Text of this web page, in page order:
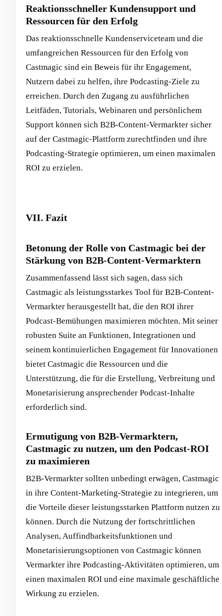
Reaktionsschneller Kundensupport und
Ressourcen für den Erfolg
Das reaktionsschnelle Kundenserviceteam und die
umfangreichen Ressourcen für den Erfolg von
Castmagic sind ein Beweis für ihr Engagement,
Nutzern dabei zu helfen, ihre Podcasting-Ziele zu
erreichen. Durch den Zugang zu ausführlichen
Leitfäden, Tutorials, Webinaren und persönlichem
Support können sich B2B-Content-Vermarkter sicher
auf der Castmagic-Plattform zurechtfinden und ihre
Podcasting-Strategie optimieren, um einen maximalen
ROI zu erzielen.
VII. Fazit
Betonung der Rolle von Castmagic bei der
Stärkung von B2B-Content-Vermarktern
Zusammenfassend lässt sich sagen, dass sich
Castmagic als leistungsstarkes Tool für B2B-Content-
Vermarkter herausgestellt hat, die den ROI ihrer
Podcast-Bemühungen maximieren möchten. Mit seiner
robusten Suite an Funktionen, Integrationen und
seinem kontinuierlichen Engagement für Innovationen
bietet Castmagic die Ressourcen und die
Unterstützung, die für die Erstellung, Verbreitung und
Monetarisierung ansprechender Podcast-Inhalte
erforderlich sind.
Ermutigung von B2B-Vermarktern,
Castmagic zu nutzen, um den Podcast-ROI
zu maximieren
B2B-Vermarkter sollten unbedingt erwägen, Castmagic
in ihre Content-Marketing-Strategie zu integrieren, um
die Vorteile dieser leistungsstarken Plattform nutzen zu
können. Durch die Nutzung der fortschrittlichen
Analysen, Auffindbarkeitsfunktionen und
Monetarisierungsoptionen von Castmagic können
Vermarkter ihre Podcasting-Aktivitäten optimieren, um
einen maximalen ROI und eine maximale geschäftliche
Wirkung zu erzielen.